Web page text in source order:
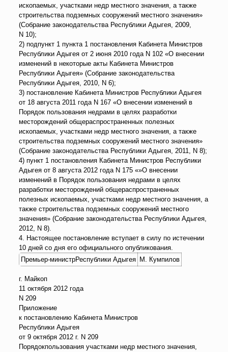
ископаемых, участками недр местного значения, а также
строительства подземных сооружений местного значения»
(Собрание законодательства Республики Адыгея, 2009,
N 10);
2) подпункт 1 пункта 1 постановления Кабинета Министров
Республики Адыгея от 2 июня 2010 года N 102 «О внесении
изменений в некоторые акты Кабинета Министров
Республики Адыгея» (Собрание законодательства
Республики Адыгея, 2010, N 6);
3) постановление Кабинета Министров Республики Адыгея
от 18 августа 2011 года N 167 «О внесении изменений в
Порядок пользования недрами в целях разработки
месторождений общераспространенных полезных
ископаемых, участками недр местного значения, а также
строительства подземных сооружений местного значения»
(Собрание законодательства Республики Адыгея, 2011, N 8);
4) пункт 1 постановления Кабинета Министров Республики
Адыгея от 8 августа 2012 года N 175 «»О внесении
изменений в Порядок пользования недрами в целях
разработки месторождений общераспространенных
полезных ископаемых, участками недр местного значения, а
также строительства подземных сооружений местного
значения» (Собрание законодательства Республики Адыгея,
2012, N 8).
4. Настоящее постановление вступает в силу по истечении
10 дней со дня его официального опубликования.
Премьер-министрРеспублики Адыгея
М. Кумпилов
г. Майкоп
11 октября 2012 года
N 209
Приложение
к постановлению Кабинета Министров
Республики Адыгея
от 9 октября 2012 г. N 209
Порядокпользования участками недр местного значения,